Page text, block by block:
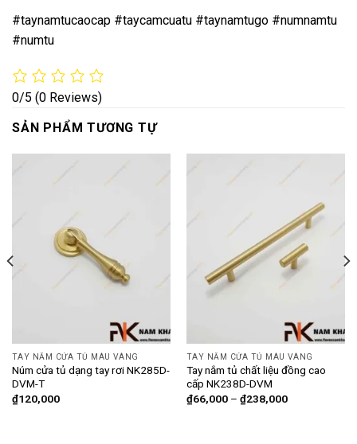
#taynamtucaocap #taycamcuatu #taynamtugo #numnamtu
#numtu
0/5 (0 Reviews)
SẢN PHẨM TƯƠNG TỰ
TAY NẮM CỬA TỦ MÀU VÀNG
Núm cửa tủ dạng tay rơi NK285D-
DVM-T
₫120,000
TAY NẮM CỬA TỦ MÀU VÀNG
Tay nắm tủ chất liệu đồng cao
cấp NK238D-DVM
₫66,000– ₫238,000